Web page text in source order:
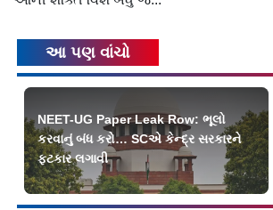
આ પણ વાંચો
NEET-UG Paper Leak Row: ભૂલો
કરવાનું બંધ કરો… SCએ કેન્દ્ર સરકારને
ફટકાર લગાવી